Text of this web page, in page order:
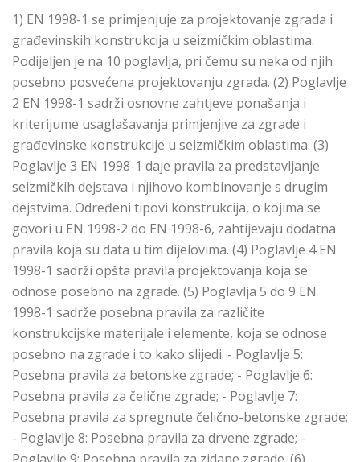
1) EN 1998-1 se primjenjuje za projektovanje zgrada i
građevinskih konstrukcija u seizmičkim oblastima.
Podijeljen je na 10 poglavlja, pri čemu su neka od njih
posebno posvećena projektovanju zgrada. (2) Poglavlje
2 EN 1998-1 sadrži osnovne zahtjeve ponašanja i
kriterijume usaglašavanja primjenjive za zgrade i
građevinske konstrukcije u seizmičkim oblastima. (3)
Poglavlje 3 EN 1998-1 daje pravila za predstavljanje
seizmičkih dejstava i njihovo kombinovanje s drugim
dejstvima. Određeni tipovi konstrukcija, o kojima se
govori u EN 1998-2 do EN 1998-6, zahtijevaju dodatna
pravila koja su data u tim dijelovima. (4) Poglavlje 4 EN
1998-1 sadrži opšta pravila projektovanja koja se
odnose posebno na zgrade. (5) Poglavlja 5 do 9 EN
1998-1 sadrže posebna pravila za različite
konstrukcijske materijale i elemente, koja se odnose
posebno na zgrade i to kako slijedi: - Poglavlje 5:
Posebna pravila za betonske zgrade; - Poglavlje 6:
Posebna pravila za čelične zgrade; - Poglavlje 7:
Posebna pravila za spregnute čelično-betonske zgrade;
- Poglavlje 8: Posebna pravila za drvene zgrade; -